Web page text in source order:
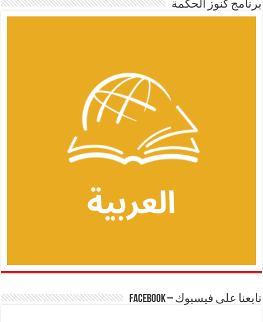
برنامج كنوز الحكمة
تابعنا على فيسبوك – Facebook